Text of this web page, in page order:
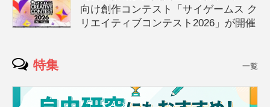
向け創作コンテスト「サイゲームス ク
リエイティブコンテスト2026」が開催
特集 一覧